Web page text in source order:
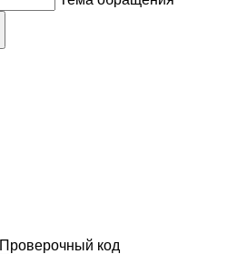
Проверочный код